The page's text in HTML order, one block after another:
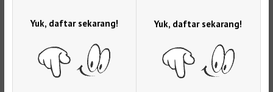
Yuk, daftar sekarang! Yuk, daftar sekarang!